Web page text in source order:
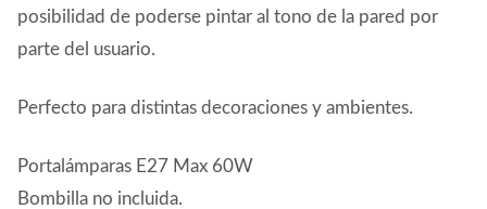
posibilidad de poderse pintar al tono de la pared por
parte del usuario.
Perfecto para distintas decoraciones y ambientes.
Portalámparas E27 Max 60W
Bombilla no incluida.